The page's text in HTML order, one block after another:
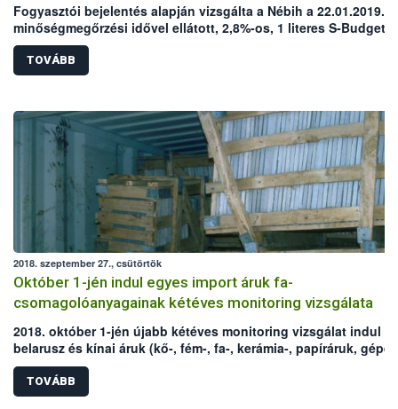
Fogyasztói bejelentés alapján vizsgálta a Nébih a 22.01.2019.
minőségmegőrzési idővel ellátott, 2,8%-os, 1 literes S-Budget
tejet. A termék mikrobiológiai szennyezettségét a laboratóriumi
vizsgálatok is megerősítették, ezért a Nébih elrendelte annak
forgalomból való kivonását és fogyasztóktól történő
TOVÁBB
2018. szeptember 27., csütörtök
Október 1-jén indul egyes import áruk fa-
csomagolóanyagainak kétéves monitoring vizsgálata
2018. október 1-jén újabb kétéves monitoring vizsgálat indul
belarusz és kínai áruk (kő-, fém-, fa-, kerámia-, papíráruk,
alkatrészek) fa-csomagolóanyagaira vonatkozóan. A vizsgálat
újbóli elrendelését az elmúlt évek negatív ellenőrzési
indokolták. Az Európai Bizottság egyúttal az ellenőrzött áruk
TOVÁBB